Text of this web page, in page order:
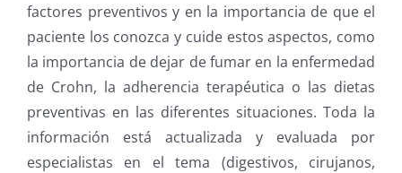
factores preventivos y en la importancia de que el
paciente los conozca y cuide estos aspectos, como
la importancia de dejar de fumar en la enfermedad
de Crohn, la adherencia terapéutica o las dietas
preventivas en las diferentes situaciones. Toda la
información está actualizada y evaluada por
especialistas en el tema (digestivos, cirujanos,